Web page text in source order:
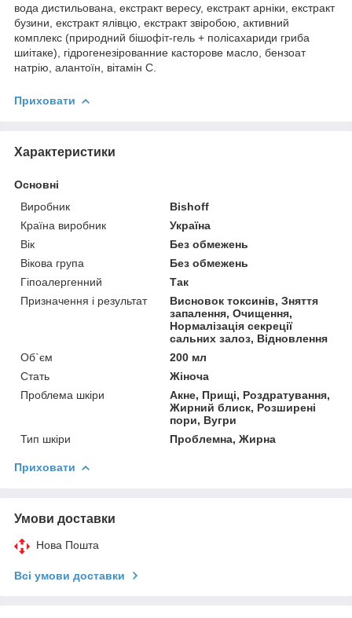
вода дистильована, екстракт вересу, екстракт арніки, екстракт
бузини, екстракт ялівцю, екстракт звіробою, активний
комплекс (природний бішофіт-гель + полісахариди гриба
шиітаке), гідрогенезірованние касторове масло, бензоат
натрію, алантоїн, вітамін С.
Приховати
Характеристики
Основні
Виробник
Bishoff
Країна виробник
Україна
Вік
Без обмежень
Вікова група
Без обмежень
Гіпоалергенний
Так
Призначення і результат
Висновок токсинів, Зняття
запалення, Очищення,
Нормалізація секреції
сальних залоз, Відновлення
Об`єм
200 мл
Стать
Жіноча
Проблема шкіри
Акне, Прищі, Роздратування,
Жирний блиск, Розширені
пори, Вугри
Тип шкіри
Проблемна, Жирна
Приховати
Умови доставки
Нова Пошта
Всі умови доставки